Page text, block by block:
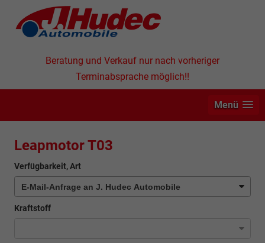
Beratung und Verkauf nur nach vorheriger
Terminabsprache möglich!!
Menü
Leapmotor T03
Verfügbarkeit, Art
Kraftstoff